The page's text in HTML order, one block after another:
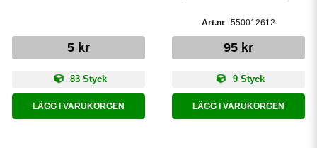
5 kr
83 Styck
LÄGG I VARUKORGEN
550012612
95 kr
9 Styck
LÄGG I VARUKORGEN